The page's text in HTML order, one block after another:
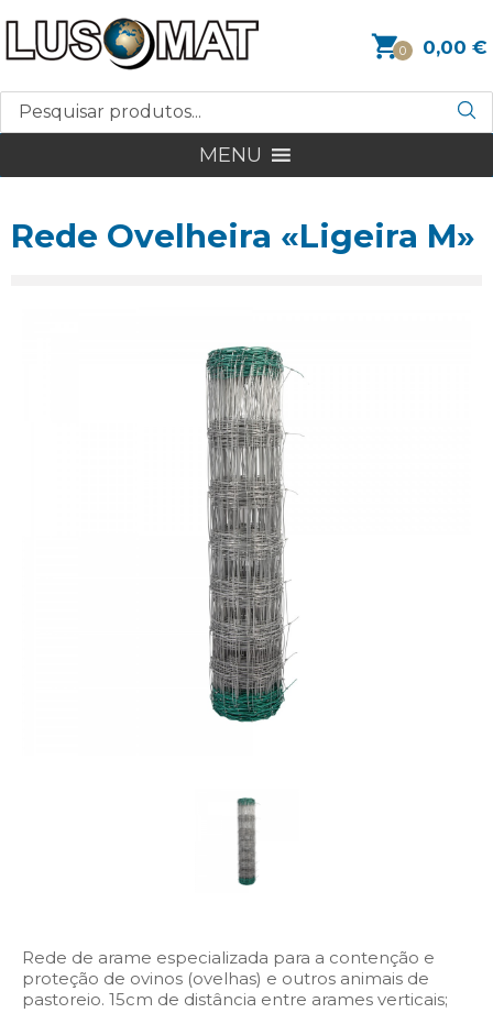
0 0,00 €
MENU
Rede Ovelheira «Ligeira M»
Rede de arame especializada para a contenção e
proteção de ovinos (ovelhas) e outros animais de
pastoreio. 15cm de distância entre arames verticais;